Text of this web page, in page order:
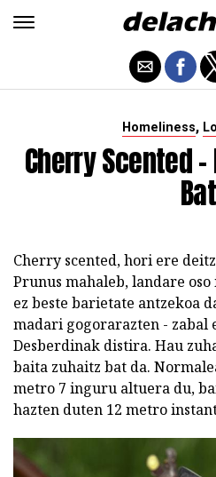
Homeliness,
Cherry Scented
Bat
Cherry scented, hori ere
Prunus mahaleb, landare
ez beste barietate antzekoa
madari gogorarazten - zabal
Desberdinak distira. Hau
baita zuhaitz bat da.
metro 7 inguru altuera du,
hazten duten 12 metro